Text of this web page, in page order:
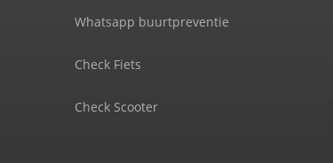
Whatsapp buurtpreventie
Check Fiets
Check Scooter